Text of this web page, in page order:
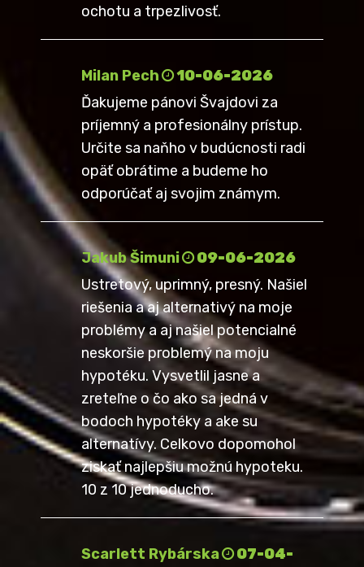
ochotu a trpezlivosť.
Milan Pech
10-06-2026
Ďakujeme pánovi Švajdovi za
príjemný a profesionálny prístup.
Určite sa naňho v budúcnosti radi
opäť obrátime a budeme ho
odporúčať aj svojim známym.
Jakub Šimuni
09-06-2026
Ustretový, uprimný, presný. Našiel
riešenia a aj alternativý na moje
problémy a aj našiel potencialné
neskoršie problemý na moju
hypotéku. Vysvetlil jasne a
zreteľne o čo ako sa jedná v
bodoch hypotéky a ake su
alternatívy. Celkovo dopomohol
ziskať najlepšiu možnú hypoteku.
10 z 10 jednoducho.
Scarlett Rybárska
07-04-